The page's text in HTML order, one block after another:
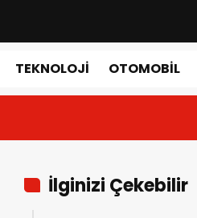
TEKNOLOJI OTOMOBIL
İlginizi Çekebilir